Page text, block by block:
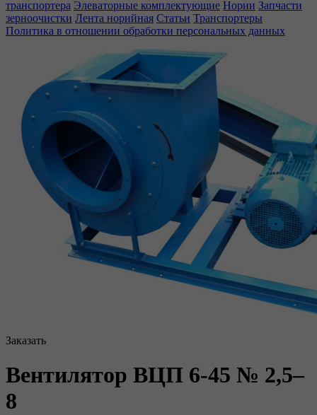
транспортера Элеваторные комплектующие Нории Запчасти
зерноочистки Лента норийная Статьи Транспортеры
Политика в отношении обработки персональных данных
Заказать
Вентилятор ВЦП 6-45 № 2,5–
8